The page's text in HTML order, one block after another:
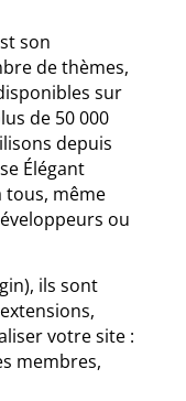
son
de thèmes,
sur
de 50 000
depuis
Élégant
tous, même
ou
ils sont
votre site :
membres,